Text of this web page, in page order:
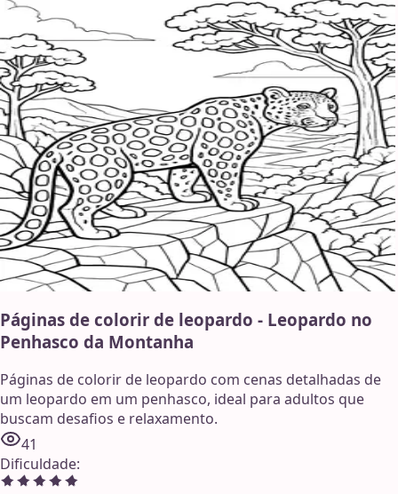
Páginas de colorir de leopardo - Leopardo no
Penhasco da Montanha
Páginas de colorir de leopardo com cenas detalhadas de
um leopardo em um penhasco, ideal para adultos que
buscam desafios e relaxamento.
41
Dificuldade: